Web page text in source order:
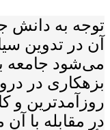
توجه به دانش
آن در تدوین
می‌شود جامعه
بزهکاری در
روزآمدترین و
در مقابله با